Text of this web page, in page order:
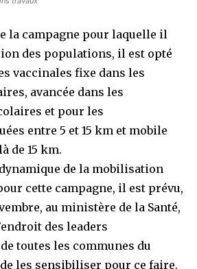
la campagne pour laquelle il
des populations, il est opté
vaccinales fixe dans les
avancée dans les
et pour les
entre 5 et 15 km et mobile
de 15 km.
de la mobilisation
cette campagne, il est prévu,
au ministère de la Santé,
des leaders
toutes les communes du
les sensibiliser pour ce faire.